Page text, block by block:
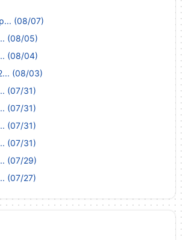
(08/07)
(08/05)
(08/04)
(08/03)
(07/31)
(07/31)
(07/31)
(07/31)
(07/29)
(07/27)